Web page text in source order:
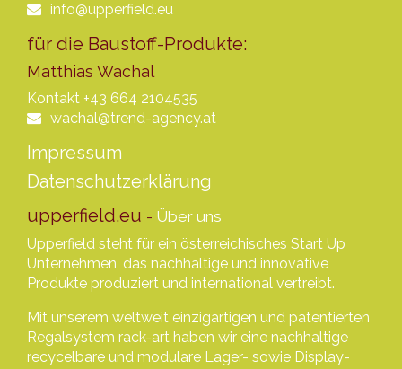
info@upperfield.eu
für die Baustoff-Produkte:
Matthias Wachal
Kontakt +43 664 2104535
wachal@trend-agency.at
Impressum
Datenschutzerklärung
upperfield.eu - Über uns
Upperfield steht für ein österreichisches Start Up
Unternehmen, das nachhaltige und innovative
Produkte produziert und international vertreibt.
Mit unserem weltweit einzigartigen und patentierten
Regalsystem rack-art haben wir eine nachhaltige
recycelbare und modulare Lager- sowie Display-